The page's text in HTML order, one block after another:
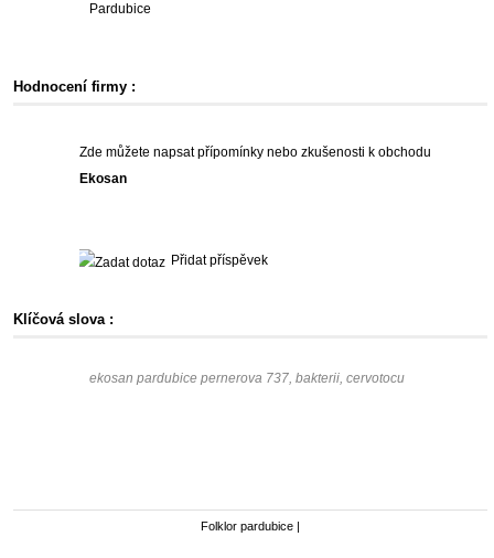
Pardubice
Hodnocení firmy :
Zde můžete napsat přípomínky nebo zkušenosti k obchodu
Ekosan
Přidat příspěvek
Klíčová slova :
ekosan pardubice pernerova 737, bakterii, cervotocu
Folklor pardubice